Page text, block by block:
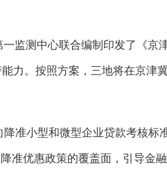
测中心联合编制印发了《京
力。按照方案，三地将在京津
小型和微型企业贷款考核标
准优惠政策的覆盖面，引导金